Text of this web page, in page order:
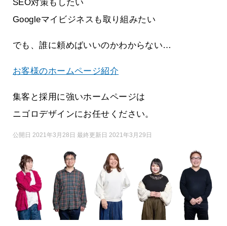
SEO対策もしたい
Googleマイビジネスも取り組みたい
でも、誰に頼めばいいのかわからない…
お客様のホームページ紹介
集客と採用に強いホームページは
ニゴロデザインにお任せください。
公開日 2021年3月28日 最終更新日 2021年3月29日